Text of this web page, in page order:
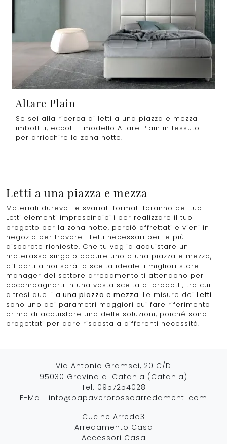
Altare Plain
Se sei alla ricerca di letti a una piazza e mezza
imbottiti, eccoti il modello Altare Plain in tessuto
per arricchire la zona notte.
Letti a una piazza e mezza
Materiali durevoli e svariati formati faranno dei tuoi
Letti elementi imprescindibili per realizzare il tuo
progetto per la zona notte, perciò affrettati e vieni in
negozio per trovare i Letti necessari per le più
disparate richieste. Che tu voglia acquistare un
materasso singolo oppure uno a una piazza e mezza,
affidarti a noi sarà la scelta ideale: i migliori store
manager del settore arredamento ti attendono per
accompagnarti in una vasta scelta di prodotti, tra cui
altresì quelli a una piazza e mezza. Le misure dei Letti
sono uno dei parametri maggiori cui fare riferimento
prima di acquistare una delle soluzioni, poiché sono
progettati per dare risposta a differenti necessità.
Via Antonio Gramsci, 20 C/D
95030 Gravina di Catania (Catania)
Tel: 0957254028
E-Mail: info@papaverorossoarredamenti.com
Cucine Arredo3
Arredamento Casa
Accessori Casa